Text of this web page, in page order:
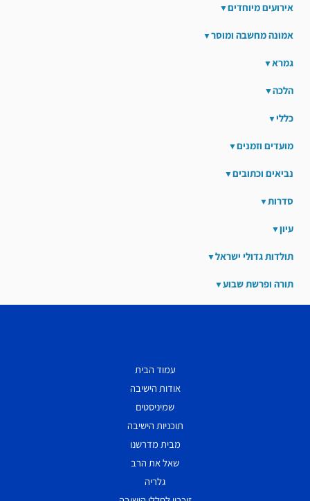
אירועים מיוחדים
אמונה מחשבה ומוסר
גמרא
הלכה
כללי
מועדים וזמנים
נביאים וכתובים
סדרות
עיון
תולדות גדולי ישראל
תורה ופרשת שבוע
עמוד הבית
אודות הישיבה
שמיניסטים
תוכניות הישיבה
מבית מדרשנו
שאל את הרב
גלריה